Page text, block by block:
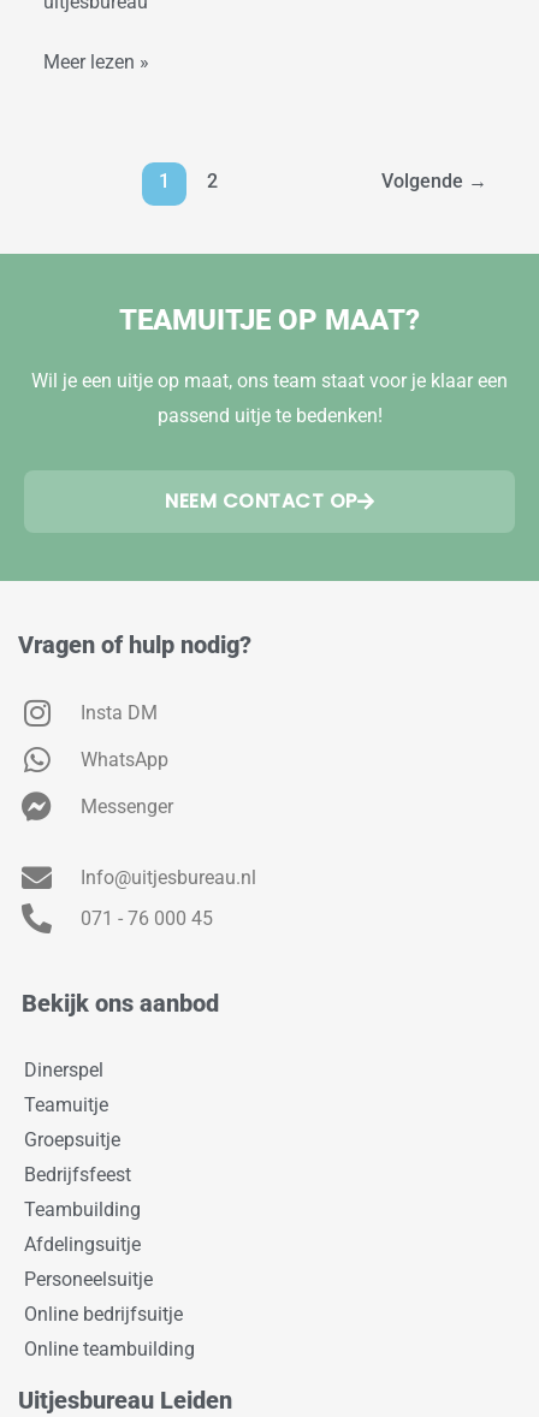
Meer lezen »
1 2 Volgende →
TEAMUITJE OP MAAT?
Wil je een uitje op maat, ons team staat voor je klaar een
passend uitje te bedenken!
NEEM CONTACT OP
Vragen of hulp nodig?
Insta DM
WhatsApp
Messenger
Info@uitjesbureau.nl
071 - 76 000 45
Bekijk ons aanbod
Dinerspel
Teamuitje
Groepsuitje
Bedrijfsfeest
Teambuilding
Afdelingsuitje
Personeelsuitje
Online bedrijfsuitje
Online teambuilding
Uitjesbureau Leiden